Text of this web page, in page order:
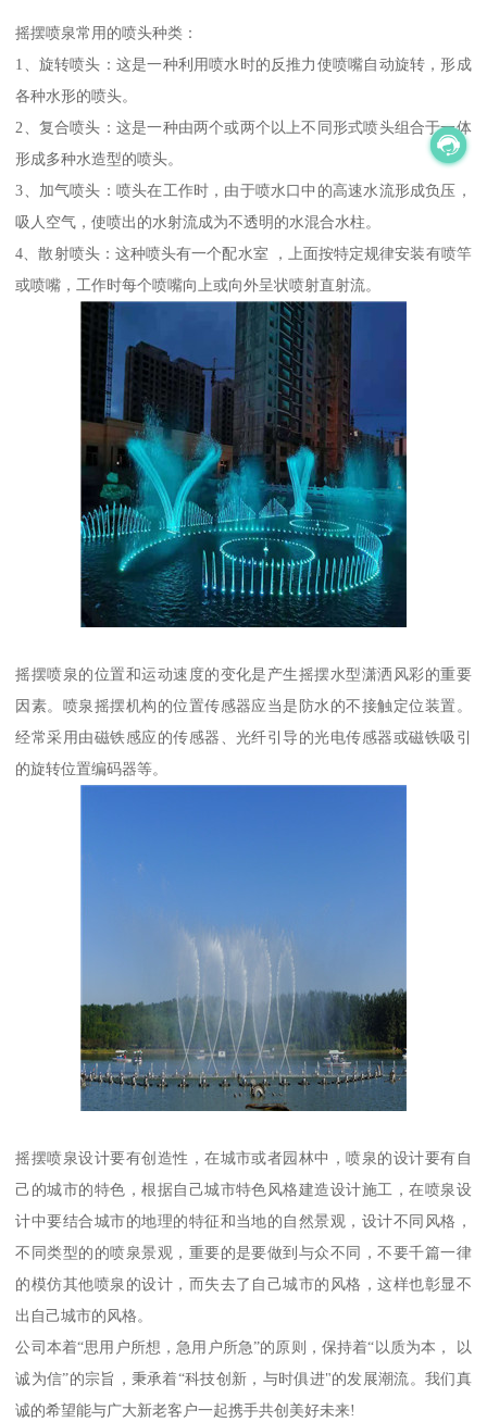
摇摆喷泉常用的喷头种类：
1、旋转喷头：这是一种利用喷水时的反推力使喷嘴自动旋转，形成
各种水形的喷头。
2、复合喷头：这是一种由两个或两个以上不同形式喷头组合于一体
形成多种水造型的喷头。
3、加气喷头：喷头在工作时，由于喷水口中的高速水流形成负压，
吸人空气，使喷出的水射流成为不透明的水混合水柱。
4、散射喷头：这种喷头有一个配水室 ，上面按特定规律安装有喷竿
或喷嘴，工作时每个喷嘴向上或向外呈状喷射直射流。
摇摆喷泉的位置和运动速度的变化是产生摇摆水型潇洒风彩的重要
因素。喷泉摇摆机构的位置传感器应当是防水的不接触定位装置。
经常采用由磁铁感应的传感器、光纤引导的光电传感器或磁铁吸引
的旋转位置编码器等。
摇摆喷泉设计要有创造性，在城市或者园林中，喷泉的设计要有自
己的城市的特色，根据自己城市特色风格建造设计施工，在喷泉设
计中要结合城市的地理的特征和当地的自然景观，设计不同风格，
不同类型的的喷泉景观，重要的是要做到与众不同，不要千篇一律
的模仿其他喷泉的设计，而失去了自己城市的风格，这样也彰显不
出自己城市的风格。
公司本着“思用户所想，急用户所急”的原则，保持着“以质为本， 以
诚为信”的宗旨，秉承着“科技创新，与时俱进"的发展潮流。我们真
诚的希望能与广大新老客户一起携手共创美好未来!